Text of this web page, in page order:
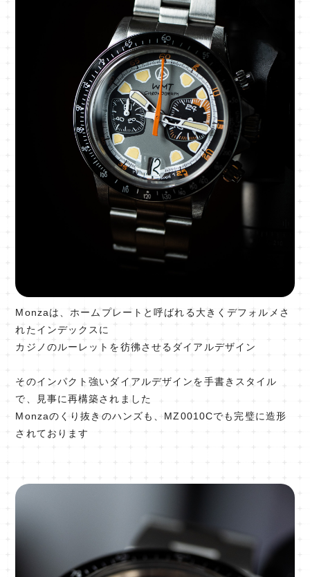
Monzaは、ホームプレートと呼ばれる大きくデフォルメさ
れたインデックスに
カジノのルーレットを彷彿させるダイアルデザイン
そのインパクト強いダイアルデザインを手書きスタイル
で、見事に再構築されました
Monzaのくり抜きのハンズも、MZ0010Cでも完璧に造形
されております